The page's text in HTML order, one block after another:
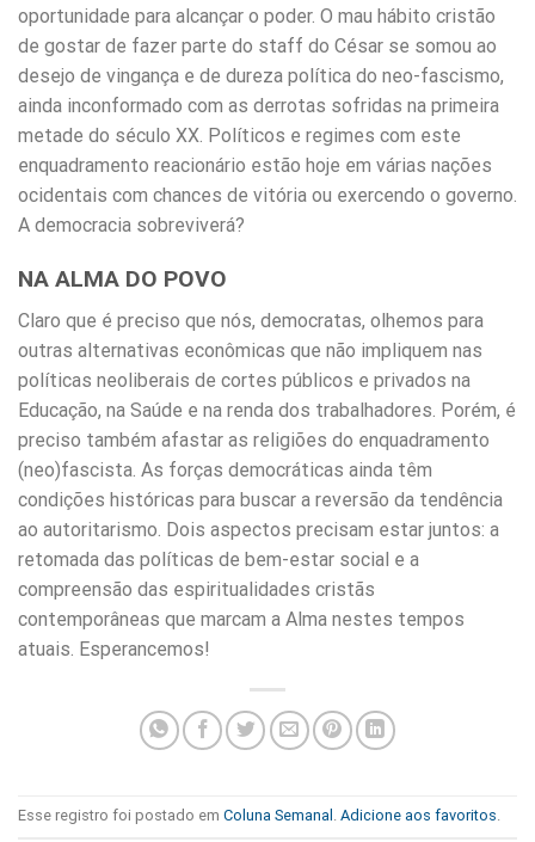
oportunidade para alcançar o poder. O mau hábito cristão
de gostar de fazer parte do staff do César se somou ao
desejo de vingança e de dureza política do neo-fascismo,
ainda inconformado com as derrotas sofridas na primeira
metade do século XX. Políticos e regimes com este
enquadramento reacionário estão hoje em várias nações
ocidentais com chances de vitória ou exercendo o governo.
A democracia sobreviverá?
NA ALMA DO POVO
Claro que é preciso que nós, democratas, olhemos para
outras alternativas econômicas que não impliquem nas
políticas neoliberais de cortes públicos e privados na
Educação, na Saúde e na renda dos trabalhadores. Porém, é
preciso também afastar as religiões do enquadramento
(neo)fascista. As forças democráticas ainda têm
condições históricas para buscar a reversão da tendência
ao autoritarismo. Dois aspectos precisam estar juntos: a
retomada das políticas de bem-estar social e a
compreensão das espiritualidades cristãs
contemporâneas que marcam a Alma nestes tempos
atuais. Esperancemos!
Esse registro foi postado em Coluna Semanal Adicione aos favoritos